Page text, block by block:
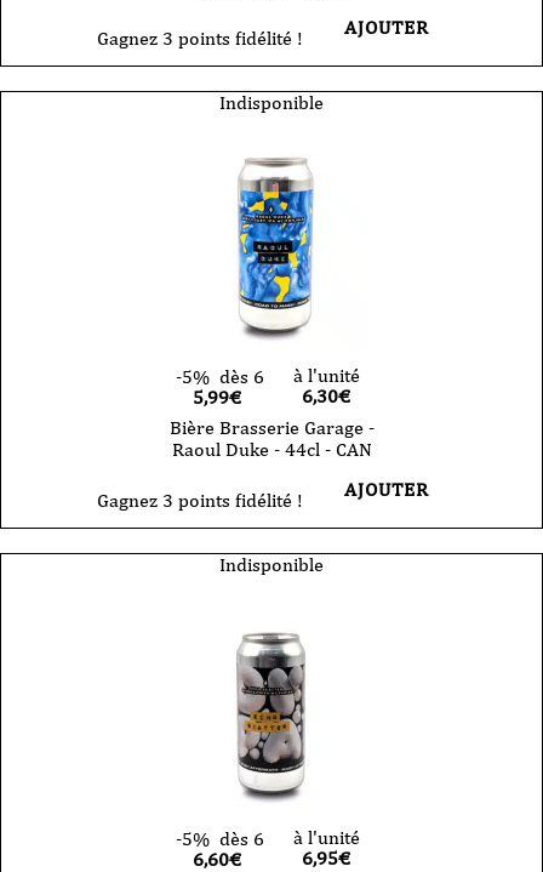
Gagnez 3 points fidélité ! AJOUTER
Indisponible
-5% dès 6
5,99€
à l'unité
6,30€
Bière Brasserie Garage -
Raoul Duke - 44cl - CAN
Gagnez 3 points fidélité ! AJOUTER
Indisponible
-5% dès 6
6,60€
à l'unité
6,95€